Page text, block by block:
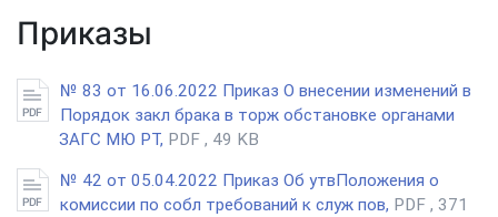
Приказы
№ 83 от 16.06.2022 Приказ О внесении изменений в
Порядок закл брака в торж обстановке органами
ЗАГС МЮ РТ, PDF , 49 KB
№ 42 от 05.04.2022 Приказ Об утвПоложения о
комиссии по собл требований к служ пов, PDF , 371